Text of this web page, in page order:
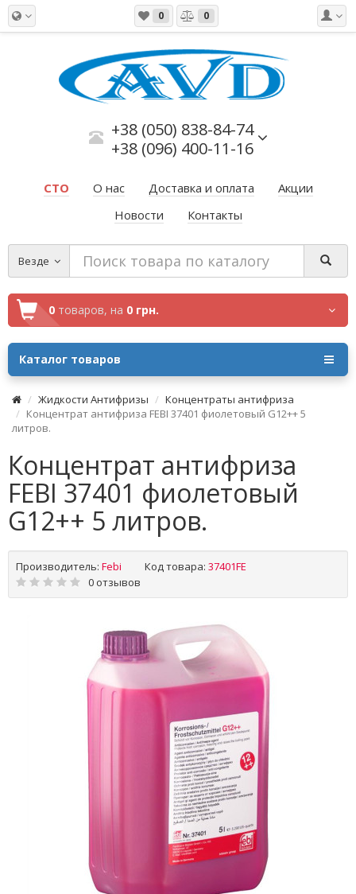
0 0
+38 (050) 838-84-74
+38 (096) 400-11-16
СТО О нас Доставка и оплата
Акции
Новости
Контакты
Везде
0 товаров, на 0 грн.
Каталог товаров
Жидкости Антифризы
Концентраты антифриза
Концентрат антифриза FEBI 37401 фиолетовый G12++ 5
литров.
Концентрат антифриза
FEBI 37401 фиолетовый
G12++ 5 литров.
Производитель: Febi Код товара: 37401FE
0 отзывов